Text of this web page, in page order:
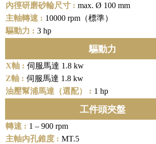
max. Ø 100 mm
10000 rpm（標準）
3 hp
驅動力
伺服馬達 1.8 kw
伺服馬達 1.8 kw
1 hp
工件頭夾盤
1 – 900 rpm
MT.5